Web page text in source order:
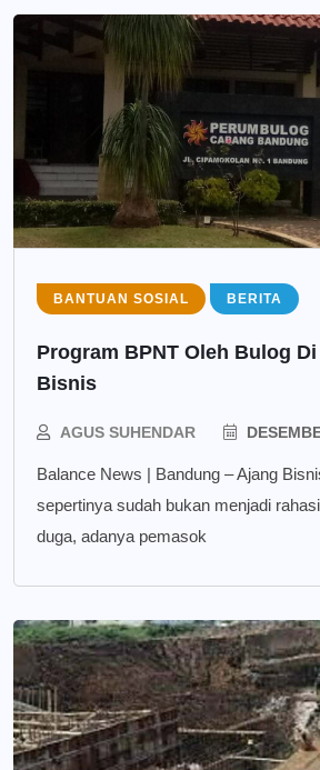
BANTUAN SOSIAL BERITA
Program BPNT Oleh Bulog
Bisnis
AGUS SUHENDAR
Balance News | Bandung – Ajang
sepertinya sudah bukan menjadi
duga, adanya pemasok